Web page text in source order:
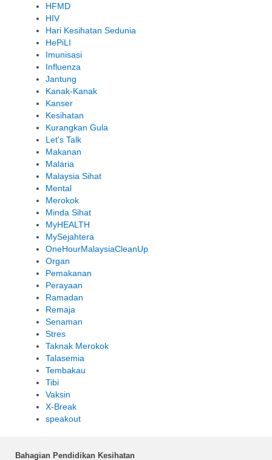
HFMD
HIV
Hari Kesihatan Sedunia
HePiLI
Imunisasi
Influenza
Jantung
Kanak-Kanak
Kanser
Kesihatan
Kurangkan Gula
Let's Talk
Makanan
Malaria
Malaysia Sihat
Mental
Merokok
Minda Sihat
MyHEALTH
MySejahtera
OneHourMalaysiaCleanUp
Organ
Pemakanan
Perayaan
Ramadan
Remaja
Senaman
Stres
Taknak Merokok
Talasemia
Tembakau
Tibi
Vaksin
X-Break
speakout
Bahagian Pendidikan Kesihatan